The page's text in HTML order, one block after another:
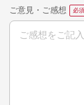
ご意見・ご感想